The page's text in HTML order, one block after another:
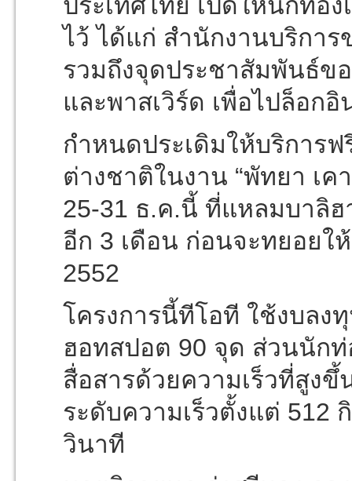
ไว้ ได้แก่ สำนักงานบริการ
รวมถึงจุดประชาสัมพันธ์ข
และพาสเวิร์ด เพื่อไปล็อก
กำหนดประเดิมให้บริการ
ต่างชาติในงาน “พัทยา เ
25-31 ธ.ค.นี้ ที่แหลมบาลิ
อีก 3 เดือน ก่อนจะทยอย
2552
โครงการนี้ทีโอที ใช้งบลง
ฮอทสปอต 90 จุด ส่วนนักท่
สื่อสารด้วยความเร็วที่สูง
ระดับความเร็วตั้งแต่ 512
วินาที